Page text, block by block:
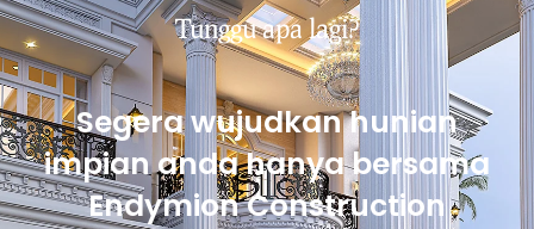
Tunggu apa lagi?
Segera wujudkan hunian
impian anda hanya bersama
Endymion Construction